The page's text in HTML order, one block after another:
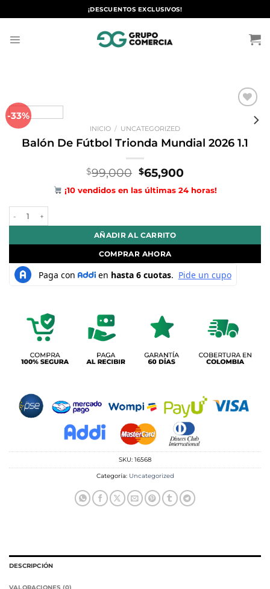
al
¡DESCUENTOS EXCLUSIVOS!
-33%
Añadir
deseos
INICIO / UNCATEGORIZED
Balón De Fútbol Trionda Mundial 2026 1.1
$99,000 El
precio
original
$65,900El
precio
actual
¡10 vendidos en las últimas 24 horas!
AÑADIR AL CARRITO
COMPRAR AHORA
SKU: 16568
Categoría: Uncategorized
DESCRIPCIÓN